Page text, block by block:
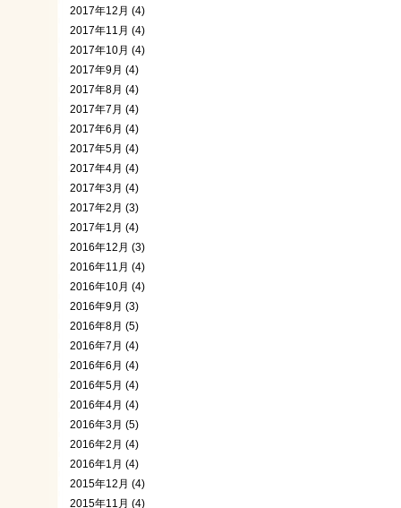
2017年12月 (4)
2017年11月 (4)
2017年10月 (4)
2017年9月 (4)
2017年8月 (4)
2017年7月 (4)
2017年6月 (4)
2017年5月 (4)
2017年4月 (4)
2017年3月 (4)
2017年2月 (3)
2017年1月 (4)
2016年12月 (3)
2016年11月 (4)
2016年10月 (4)
2016年9月 (3)
2016年8月 (5)
2016年7月 (4)
2016年6月 (4)
2016年5月 (4)
2016年4月 (4)
2016年3月 (5)
2016年2月 (4)
2016年1月 (4)
2015年12月 (4)
2015年11月 (4)